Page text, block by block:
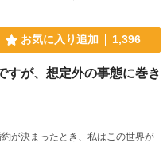
お気に入り追加 1,396
すが、想定外の事態に巻き
が決まったとき、私はこの世界が